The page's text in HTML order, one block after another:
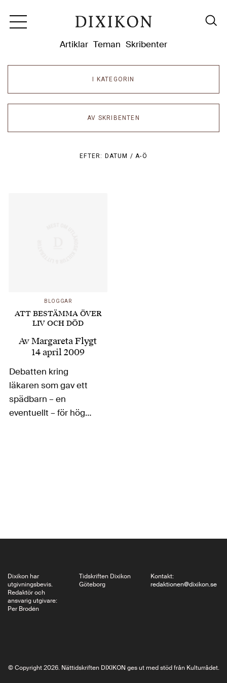
Artiklar Teman Skribenter
I KATEGORIN
AV SKRIBENTEN
EFTER: DATUM /A-Ö
BLOGGAR
ATT BESTÄMMA ÖVER
LIV OCH DÖD
AvMargareta Flygt
14 april 2009
Debatten kring
läkaren som gav ett
spädbarn – en
eventuellt – för hög
Dixikon har
utgivningsbevis.
Redaktör och
ansvarig utgivare:
Per Brodén
Tidskriften Dixikon
Göteborg
Kontakt:
redaktionen@dixikon.se
© Copyright 2026. Nättidskriften DIXIKON ges ut med stöd från Kulturrådet.